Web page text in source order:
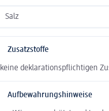
Salz
Zusatzstoffe
keine deklarationspflichtigen
Aufbewahrungshinweise